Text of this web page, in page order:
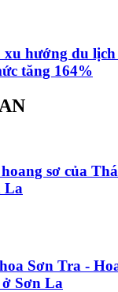
hướng du lịch
tăng 164%
sơ của
La
Sơn Tra -
Sơn La